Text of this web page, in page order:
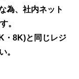
為、社内ネット
。
・8K)と同じレジ
。